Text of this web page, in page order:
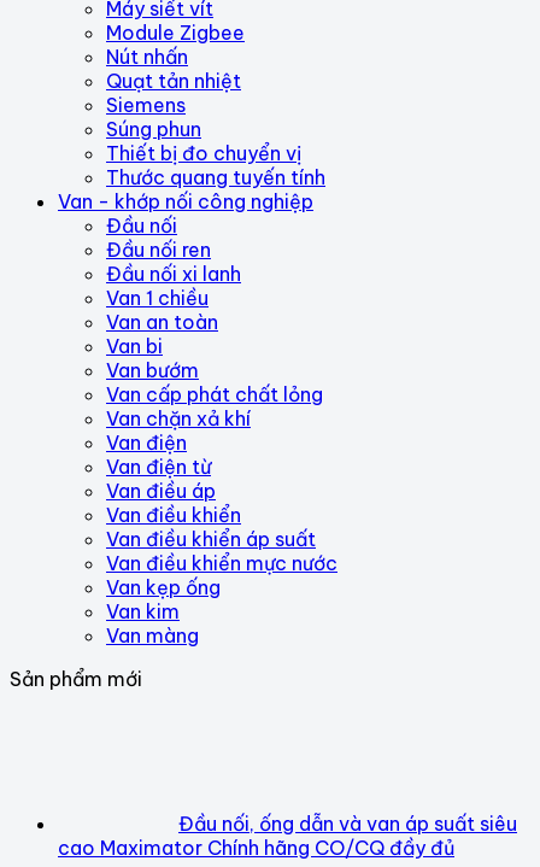
Máy siết vít
Module Zigbee
Nút nhấn
Quạt tản nhiệt
Siemens
Súng phun
Thiết bị đo chuyển vị
Thước quang tuyến tính
Van - khớp nối công nghiệp
Đầu nối
Đầu nối ren
Đầu nối xi lanh
Van 1 chiều
Van an toàn
Van bi
Van bướm
Van cấp phát chất lỏng
Van chặn xả khí
Van điện
Van điện từ
Van điều áp
Van điều khiển
Van điều khiển áp suất
Van điều khiển mực nước
Van kẹp ống
Van kim
Van màng
Sản phẩm mới
Đầu nối, ống dẫn và van áp suất siêu
cao Maximator Chính hãng CO/CQ đầy đủ